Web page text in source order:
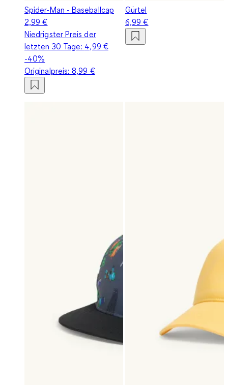
Spider-Man - Baseballcap
2,99 €
Niedrigster Preis der
letzten 30 Tage: 4,99 €
-40%
Originalpreis:8,99 €
Gürtel
6,99 €